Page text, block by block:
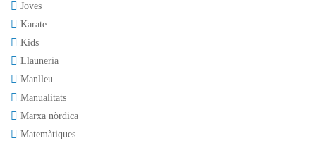
Joves
Karate
Kids
Llauneria
Manlleu
Manualitats
Marxa nòrdica
Matemàtiques